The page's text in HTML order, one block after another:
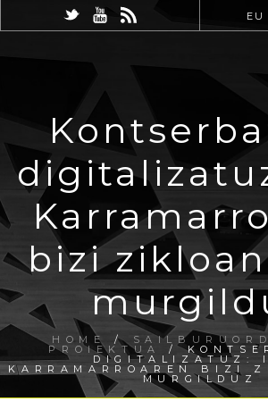
EU
bizi zikloan
HOME /
PROIEKTUA /
DIGITALIZATUZ:
KARRAMARROAREN BIZI
MURGILDUZ